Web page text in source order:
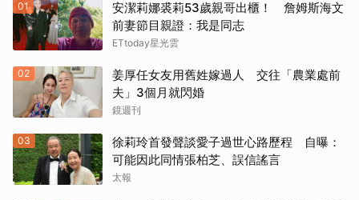
01
安潔莉娜裘莉53歲親哥出櫃！ 詹姆斯海文
前妻節目親證：我是同志
ETtoday星光雲
02
姜厚任女友用舊姓嫁過人 交往「農業處前
夫」3個月就閃婚
鏡週刊
03
徐莉玲首發聲談愛子過世心路歷程 自曝：
可能因此同情張柏芝、誤信謠言
太報